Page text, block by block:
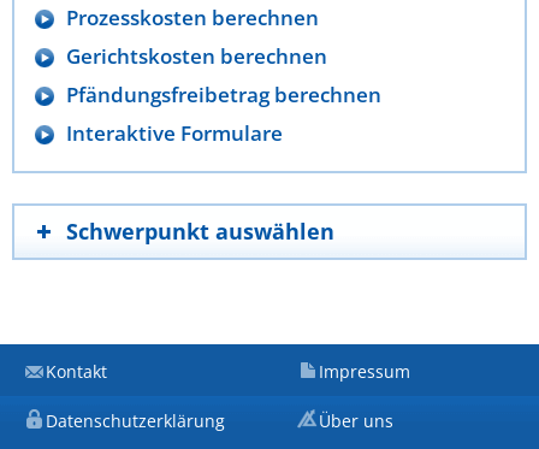
Prozesskosten berechnen
Gerichtskosten berechnen
Pfändungsfreibetrag berechnen
Interaktive Formulare
Schwerpunkt auswählen
Kontakt Impressum
Datenschutzerklärung Über uns